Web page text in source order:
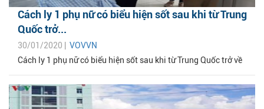
Cách ly 1 phụ nữ có biểu hiện sốt sau khi từ Trung
Quốc trở...
30/01/2020 | VOVVN
Cách ly 1 phụ nữ có biểu hiện sốt sau khi từ Trung Quốc trở về